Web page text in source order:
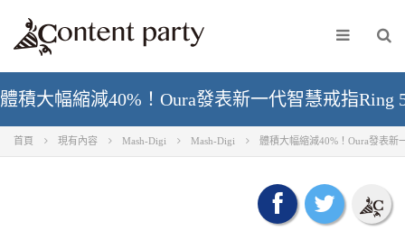
體積大幅縮減40%！Oura發表新一代智慧戒指
首頁 現有內容 Mash-Digi Mash-Digi 體積大幅縮減40%！Oura發表